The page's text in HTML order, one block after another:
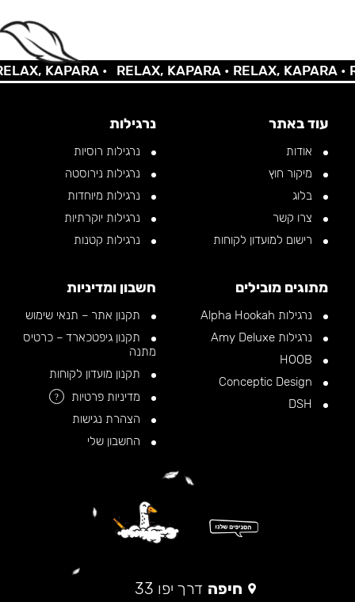
KAPARA • RELAX, KAPARA •RELAX, KAPARA •
עוד באתר
אודות
מיקור חוץ
בלוג
צרו קשר
רישום למועדון לקוחות
נרגילות
נרגילות רוסיות
נרגילות נירוסטה
נרגילות מיוחדות
נרגילות יוקרתיות
נרגילות קטנות
מתוגים מובילים
נרגילות Alpha Hookah
נרגילות Amy Deluxe
חשבון ומדיניות
תקנון אתר – תנאי שימוש
תקנון גיפטכארד – כרטיס
מתנה
תקנון מועדון לקוחות
מדיניות פרטיות
?
הצהרת נגישות
החשבון שלי
חיפה דרך יפו 33